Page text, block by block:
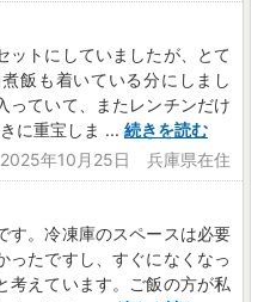
きまして】
送する寄付金受領証明書が圧
方は封筒に同封しておりま
で大切に保管をお願い致しま
ットにしていましたが、とて
飯も着いている分にしまし
っていて、またレンチンだけ
に重宝しま ... 続きを読む
2025年10月25日 兵庫県在住
す。冷凍庫のスペースは必要
ったですし、すぐになくなっ
考えています。ご飯の方が私